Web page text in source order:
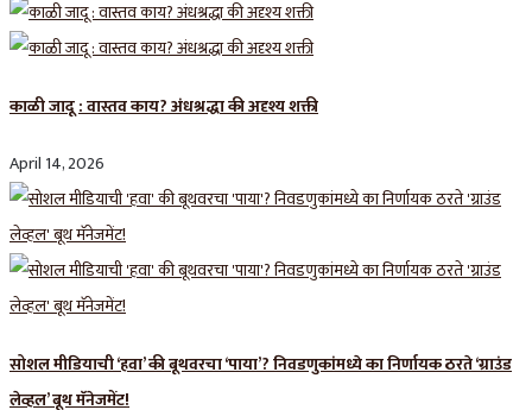
काळी जादू : वास्तव काय? अंधश्रद्धा की अदृश्य शक्ती
April 14, 2026
सोशल मीडियाची ‘हवा’ की बूथवरचा ‘पाया’? निवडणुकांमध्ये का निर्णायक ठरते ‘ग्राउंड
लेव्हल’ बूथ मॅनेजमेंट!